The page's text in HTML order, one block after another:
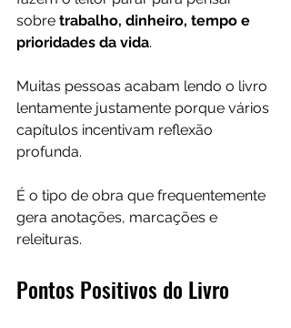
sobre trabalho, dinheiro, tempo e
prioridades da vida.
Muitas pessoas acabam lendo o livro
lentamente justamente porque vários
capítulos incentivam reflexão
profunda.
É o tipo de obra que frequentemente
gera anotações, marcações e
releituras.
Pontos Positivos do Livro